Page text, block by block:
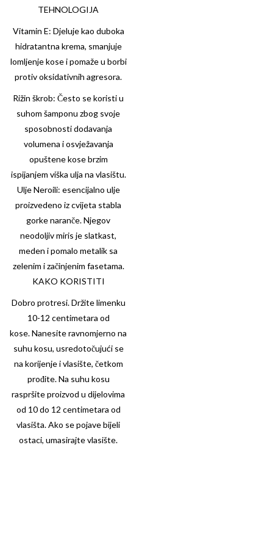
TEHNOLOGIJA
Vitamin E: Djeluje kao duboka
hidratantna krema, smanjuje
lomljenje kose i pomaže u borbi
protiv oksidativnih agresora.
Rižin škrob: Često se koristi u
suhom šamponu zbog svoje
sposobnosti dodavanja
volumena i osvježavanja
opuštene kose brzim
ispijanjem viška ulja na vlasištu.
Ulje Neroili: esencijalno ulje
proizvedeno iz cvijeta stabla
gorke naranče. Njegov
neodoljiv miris je slatkast,
meden i pomalo metalik sa
zelenim i začinjenim fasetama.
KAKO KORISTITI
Dobro protresi. Držite limenku
10-12 centimetara od
kose. Nanesite ravnomjerno na
suhu kosu, usredotočujući se
na korijenje i vlasište, četkom
prođite. Na suhu kosu
raspršite proizvod u dijelovima
od 10 do 12 centimetara od
vlasišta. Ako se pojave bijeli
ostaci, umasirajte vlasište.